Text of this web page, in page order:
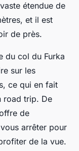
étendue de
et il est
de près.
du col du Furka
sur les
ce qui en fait
road trip. De
de
arrêter pour
de la vue.